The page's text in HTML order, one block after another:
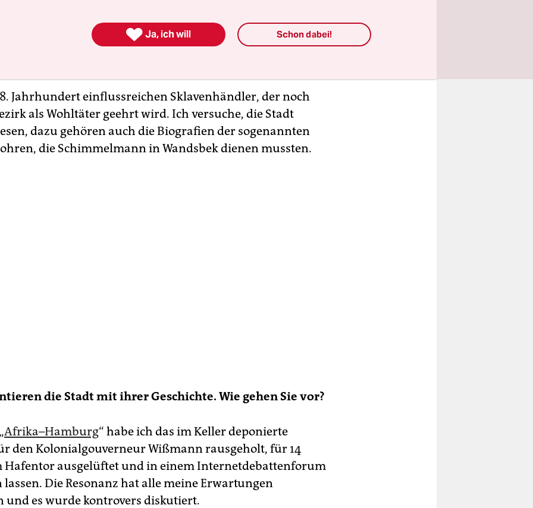
Infrastruktur, die unkommentiert geblieben ist. Während
werde ich in Wandsbek eine Performance auf den
Jahrhundert einflussreichen Sklavenhändler, der noch
als Wohltäter geehrt wird. Ich versuche, die Stadt
dazu gehören auch die Biografien der sogenannten
die Schimmelmann in Wandsbek dienen mussten.
die Stadt mit ihrer Geschichte. Wie gehen Sie vor?
Afrika–Hamburg“ habe ich das im Keller deponierte
den Kolonialgouverneur Wißmann rausgeholt, für 14
Hafentor ausgelüftet und in einem Internetdebattenforum
Die Resonanz hat alle meine Erwartungen
und es wurde kontrovers diskutiert.
 Ja, ich will Schon dabei!